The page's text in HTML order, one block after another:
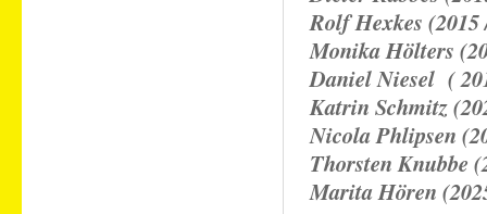
Rolf Hexkes (2015
Monika Hölters
Daniel Niesel (
Katrin Schmitz
Nicola Phlipsen
Thorsten Knubbe
Marita Hören